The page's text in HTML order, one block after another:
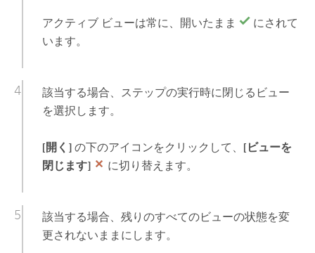
アクティブ ビューは常に、開いたまま
にされて
います。
該当する場合、ステップの実行時に閉じるビュー
を選択します。
[開く]の下のアイコンをクリックして、 [ビューを
閉じます]
に切り替えます。
該当する場合、残りのすべてのビューの状態を変
更されないままにします。